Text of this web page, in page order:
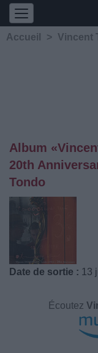
Accueil > Vincent
Album
20th
Tondo
Date de sortie : 13
Écoutez